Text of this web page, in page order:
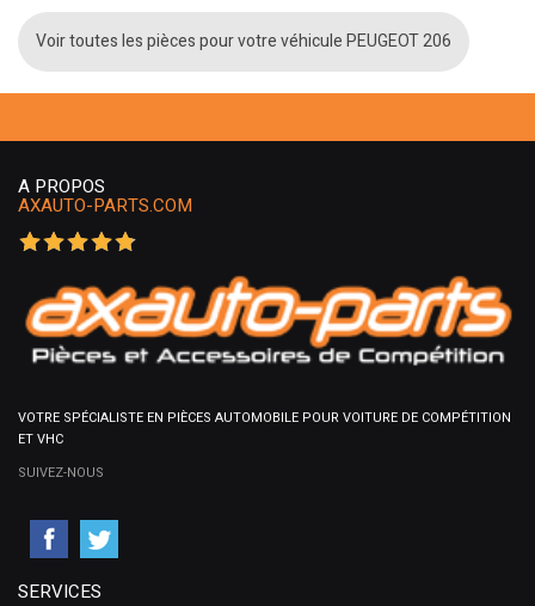
Voir toutes les pièces pour votre véhicule PEUGEOT 206
A PROPOS
AXAUTO-PARTS.COM
VOTRE SPÉCIALISTE EN PIÈCES AUTOMOBILE POUR VOITURE DE COMPÉTITION
ET VHC
SUIVEZ-NOUS
SERVICES